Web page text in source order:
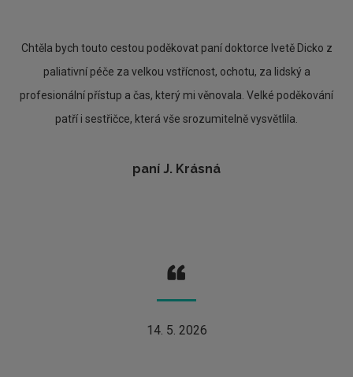
Chtěla bych touto cestou poděkovat paní doktorce Ivetě Dicko z
paliativní péče za velkou vstřícnost, ochotu, za lidský a
profesionální přístup a čas, který mi věnovala. Velké poděkování
patří i sestřičce, která vše srozumitelně vysvětlila.
paní J. Krásná
14. 5. 2026